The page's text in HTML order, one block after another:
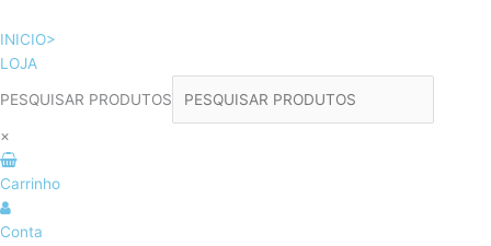
INICIO>
LOJA
PESQUISAR PRODUTOS
×
Carrinho
Conta